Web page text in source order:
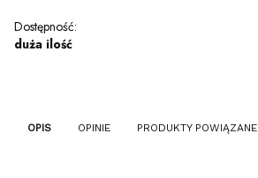
Dostępność:
duża ilość
OPIS OPINIE PRODUKTY POWIĄZANE